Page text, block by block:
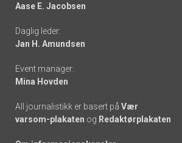
-
links
Aase E. Jacobsen
Daglig leder:
Jan H. Amundsen
Event manager:
Mina Hovden
All journalistikk er basert på Vær
varsom-plakaten og Redaktørplakaten